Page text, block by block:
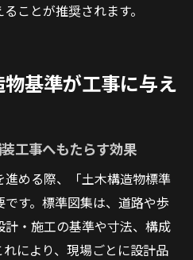
ことが推奨されます。
基準が工事に与え
工事へもたらす効果
める際、「土木構造物標準
す。標準図集は、道路や歩
・施工の基準や寸法、構成
により、現場ごとに設計品